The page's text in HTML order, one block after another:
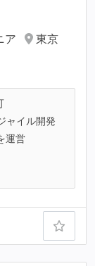
ア
東京
ャイル開発
運営